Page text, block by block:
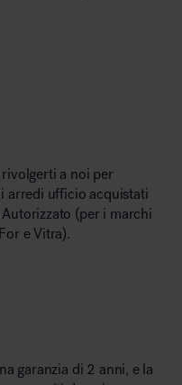
a noi per
arredi ufficio acquistati
(per i marchi
e Vitra).
garanzia di 2 anni, e la